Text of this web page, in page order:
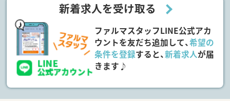
新着求人を受け取る
ファルマスタッフLINE公式アカ
ウントを友だち追加して、希望の
条件を登録すると、新着求人が届
きます♪